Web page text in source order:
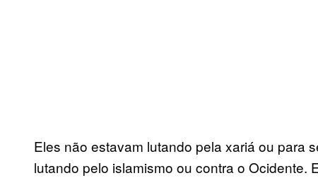
Eles não estavam lutando pela xariá ou para
lutando pelo islamismo ou contra o Ocidente.